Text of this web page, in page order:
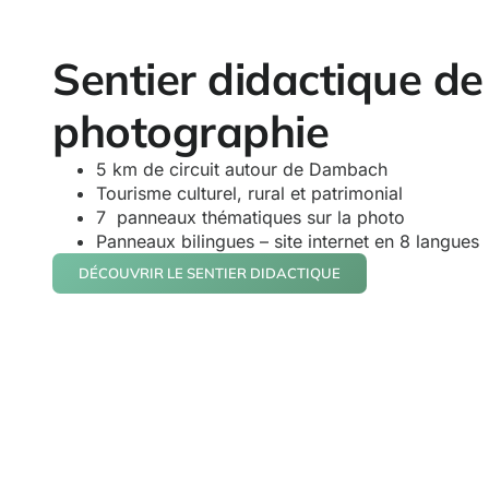
Sentier didactique
photographie
5 km de circuit autour de Dambach
Tourisme culturel, rural et patrimonial
7 panneaux thématiques sur la photo
Panneaux bilingues – site internet en 8 langues
DÉCOUVRIR LE SENTIER DIDACTIQUE